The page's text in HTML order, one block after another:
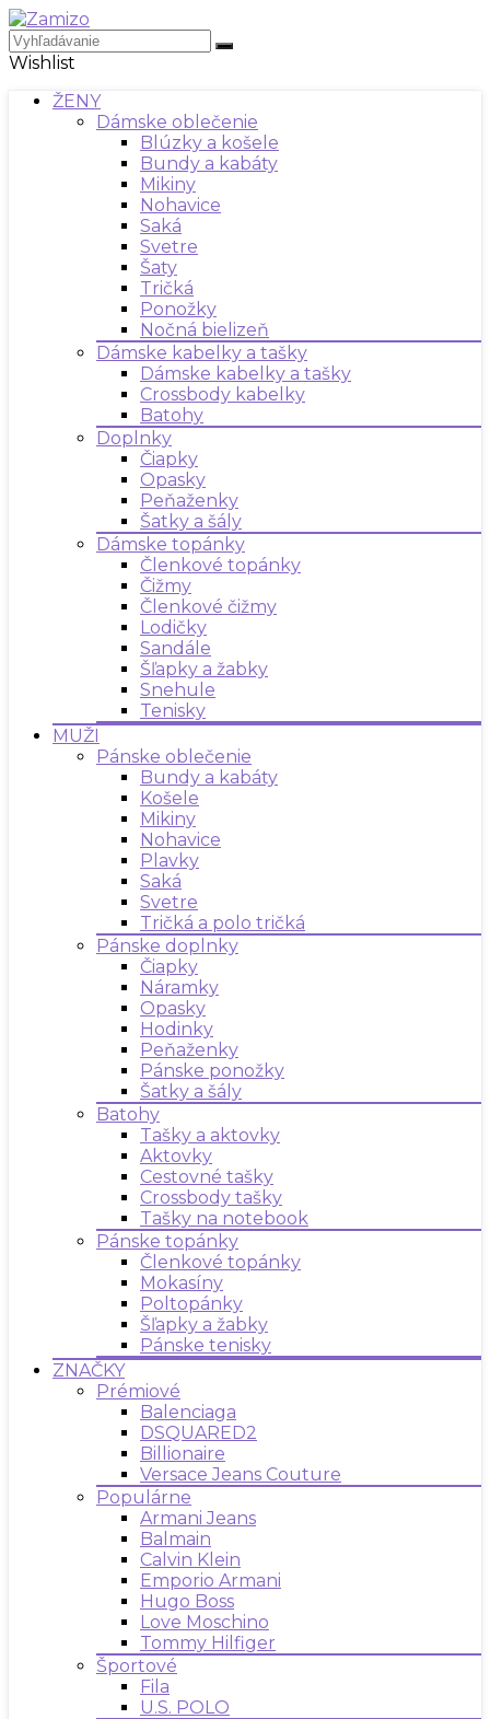
Wishlist
ŽENY
Dámske oblečenie
Blúzky a košele
Bundy a kabáty
Mikiny
Nohavice
Saká
Svetre
Šaty
Tričká
Ponožky
Nočná bielizeň
Dámske kabelky a tašky
Dámske kabelky a tašky
Crossbody kabelky
Batohy
Doplnky
Čiapky
Opasky
Peňaženky
Šatky a šály
Dámske topánky
Členkové topánky
Čižmy
Členkové čižmy
Lodičky
Sandále
Šľapky a žabky
Snehule
Tenisky
MUŽI
Pánske oblečenie
Bundy a kabáty
Košele
Mikiny
Nohavice
Plavky
Saká
Svetre
Tričká a polo tričká
Pánske doplnky
Čiapky
Náramky
Opasky
Hodinky
Peňaženky
Pánske ponožky
Šatky a šály
Batohy
Tašky a aktovky
Aktovky
Cestovné tašky
Crossbody tašky
Tašky na notebook
Pánske topánky
Členkové topánky
Mokasíny
Poltopánky
Šľapky a žabky
Pánske tenisky
ZNAČKY
Prémiové
Balenciaga
DSQUARED2
Billionaire
Versace Jeans Couture
Populárne
Armani Jeans
Balmain
Calvin Klein
Emporio Armani
Hugo Boss
Love Moschino
Tommy Hilfiger
Športové
Fila
U.S. POLO